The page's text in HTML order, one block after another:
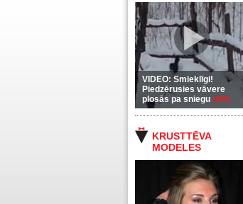
VIDEO: Smieklīgi!
Piedzērusies vāvere
plosās pa sniegu (255)
KRUSTTĒVA
MODELES